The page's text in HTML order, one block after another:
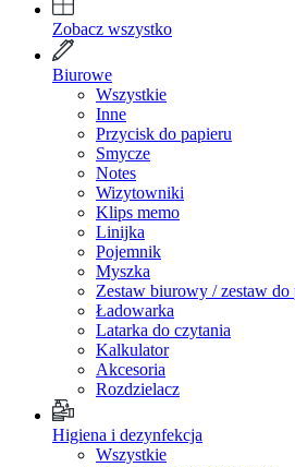
Zobacz wszystko
Biurowe
Wszystkie
Inne
Przycisk do papieru
Smycze
Notes
Wizytowniki
Klips memo
Linijka
Pojemnik
Myszka
Zestaw biurowy / zestaw do
Ładowarka
Latarka do czytania
Kalkulator
Akcesoria
Rozdzielacz
Higiena i dezynfekcja
Wszystkie